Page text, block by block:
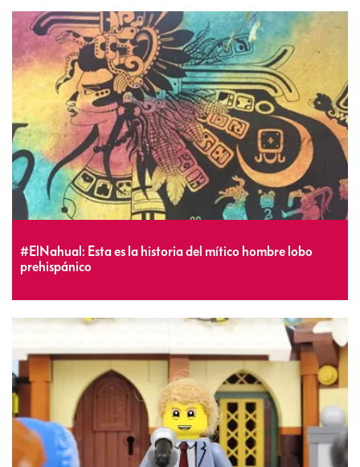
#ElNahual: Esta es la historia del mítico hombre lobo
prehispánico